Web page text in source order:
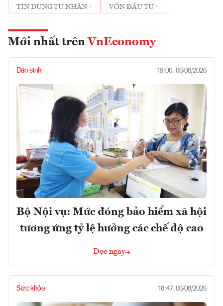
TÍN DỤNG TƯ NHÂN
VỐN ĐẦU TƯ
Mới nhất trên VnEconomy
Dân sinh 19:00, 06/08/2026
Bộ Nội vụ: Mức đóng bảo hiểm xã hội
tương ứng tỷ lệ hưởng các chế độ cao
Đọc ngay
Sức khỏe 18:47, 06/08/2026